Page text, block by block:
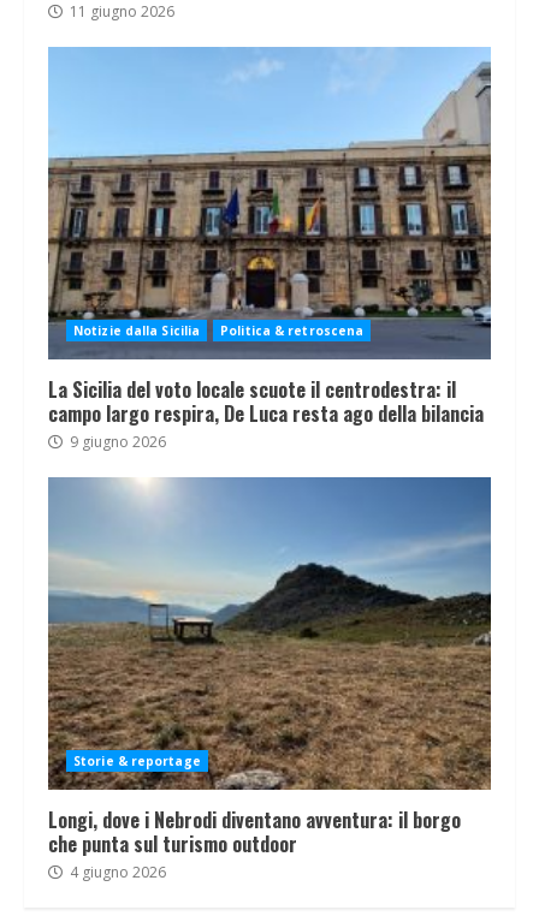
11 giugno 2026
Notizie dalla Sicilia Politica & retroscena
La Sicilia del voto locale scuote il centrodestra: il
campo largo respira, De Luca resta ago della bilancia
9 giugno 2026
Storie & reportage
Longi, dove i Nebrodi diventano avventura: il borgo
che punta sul turismo outdoor
4 giugno 2026